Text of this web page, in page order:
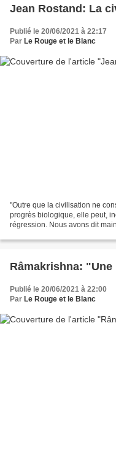
Jean Rostand: La
Publié le 20/06/2021 à 22:17
Par Le Rouge et le Blanc
"Outre que la civilisation ne
progrès biologique, elle peut,
régression. Nous avons dit
Râmakrishna:
Publié le 20/06/2021 à 22:00
Par Le Rouge et le Blanc